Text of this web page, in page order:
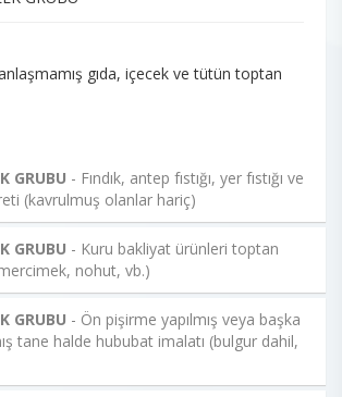
gıda, içecek ve tütün toptan
GRUBU - Fındık, antep fıstığı, yer fıstığı ve
(kavrulmuş olanlar hariç)
GRUBU - Kuru bakliyat ürünleri toptan
nohut, vb.)
GRUBU - Ön pişirme yapılmış veya başka
tane halde hububat imalatı (bulgur dahil,